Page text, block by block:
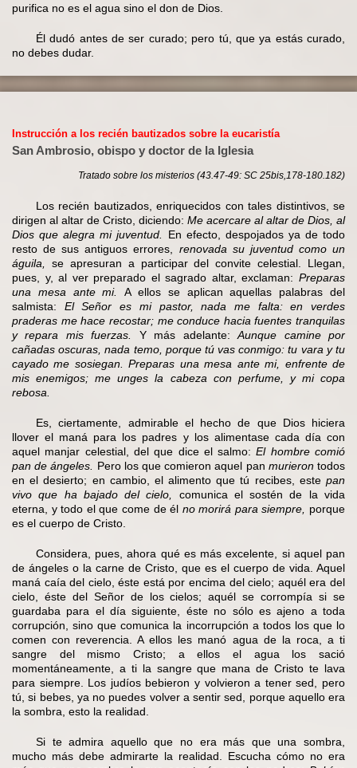
purifica no es el agua sino el don de Dios.
Él dudó antes de ser curado; pero tú, que ya estás curado,
no debes dudar.
Instrucción a los recién bautizados sobre la eucaristía
San Ambrosio, obispo y doctor de la Iglesia
Tratado sobre los misterios (43.47-49: SC 25bis,178-180.182)
Los recién bautizados, enriquecidos con tales distintivos, se
dirigen al altar de Cristo, diciendo: Me acercare al altar de Dios, al
Dios que alegra mi juventud.
En efecto, despojados ya de todo
resto de sus antiguos errores, renovada su juventud como un
águila,
se apresuran a participar del convite celestial. Llegan,
pues, y, al ver preparado el sagrado altar, exclaman: Preparas
una mesa ante mi.
A ellos se aplican aquellas palabras del
salmista: El Señor es mi pastor, nada me falta: en verdes
praderas me hace recostar; me conduce hacia fuentes tranquilas
y repara mis fuerzas.
Y más adelante:Aunque camine por
cañadas oscuras, nada temo, porque tú vas conmigo: tu vara y tu
cayado me sosiegan. Preparas una mesa ante mi, enfrente de
mis enemigos; me unges la cabeza con perfume, y mi copa
rebosa.
Es, ciertamente, admirable el hecho de que Dios hiciera
llover el maná para los padres y los alimentase cada día con
aquel manjar celestial, del que dice el salmo:El hombre comió
pan de ángeles.
Pero los que comieron aquel pan murieron todos
en el desierto; en cambio, el alimento que tú recibes, este pan
vivo que ha bajado del cielo,
comunica el sostén de la vida
eterna, y todo el que come de él no morirá para siempre,
porque
es el cuerpo de Cristo.
Considera, pues, ahora qué es más excelente, si aquel pan
de ángeles o la carne de Cristo, que es el cuerpo de vida. Aquel
maná caía del cielo, éste está por encima del cielo; aquél era del
cielo, éste del Señor de los cielos; aquél se corrompía si se
guardaba para el día siguiente, éste no sólo es ajeno a toda
corrupción, sino que comunica la incorrupción a todos los que lo
comen con reverencia. A ellos les manó agua de la roca, a ti
sangre del mismo Cristo; a ellos el agua los sació
momentáneamente, a ti la sangre que mana de Cristo te lava
para siempre. Los judíos bebieron y volvieron a tener sed, pero
tú, si bebes, ya no puedes volver a sentir sed, porque aquello era
la sombra, esto la realidad.
Si te admira aquello que no era más que una sombra,
mucho más debe admirarte la realidad. Escucha cómo no era